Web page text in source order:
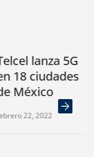
lanza 5G
ciudades
22, 2022